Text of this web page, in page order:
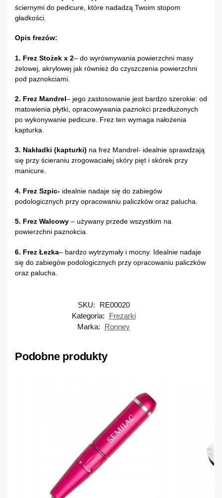
ściernymi do pedicure, które nadadzą Twoim stopom
gładkości.
Opis frezów:
1. Frez Stożek x 2– do wyrównywania powierzchni masy
żelowej, akrylowej jak również do czyszczenia powierzchni
pod paznokciami.
2. Frez Mandrel– jego zastosowanie jest bardzo szerokie: od
matowienia płytki, opracowywania paznokci przedłużonych
po wykonywanie pedicure. Frez ten wymaga nałożenia
kapturka.
3. Nakładki (kapturki) na frez Mandrel- idealnie sprawdzają
się przy ścieraniu zrogowaciałej skóry pięt i skórek przy
manicure.
4. Frez Szpic- idealnie nadaje się do zabiegów
podologicznych przy opracowaniu paliczków oraz palucha.
5. Frez Walcowy – używany przede wszystkim na
powierzchni paznokcia.
6. Frez Łezka– bardzo wytrzymały i mocny. Idealnie nadaje
się do zabiegów podologicznych przy opracowaniu paliczków
oraz palucha.
SKU:
RE00020
Kategoria:
Frezarki
Marka:
Ronney
Podobne produkty